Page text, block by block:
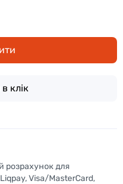
клік
розрахунок для
Visa/MasterCard,